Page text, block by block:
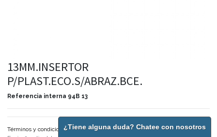
13MM.INSERTOR
P/PLAST.ECO.S/ABRAZ.BCE.
Referencia interna 94B 13
Términos y condiciones¿Tiene alguna duda? Chatee con nosotros